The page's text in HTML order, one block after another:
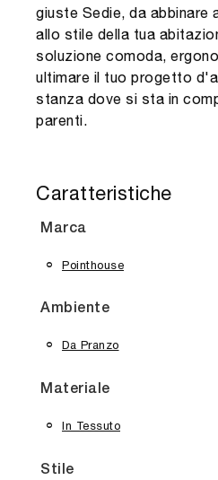
giuste Sedie, da abbinare
allo stile della tua
soluzione comoda,
ultimare il tuo progetto
stanza dove si sta in
parenti.
Caratteristiche
Marca
Pointhouse
Ambiente
Da Pranzo
Materiale
In Tessuto
Stile